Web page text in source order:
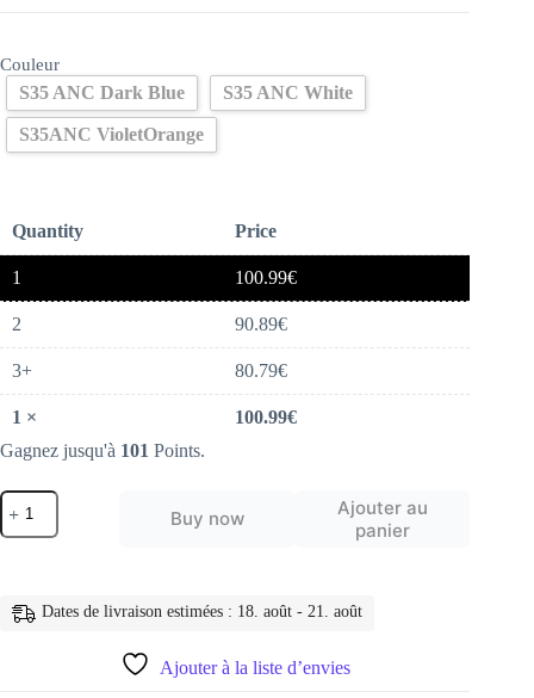
Couleur
S35 ANC Dark Blue S35 ANC White
S35ANC VioletOrange
Quantity Price
1 100.99€
2 90.89€
3+ 80.79€
1 × 100.99€
Gagnez jusqu'à 101 Points.
quantité
de
ecouteur
ANC,
Buy now
Ajouter au
panier
Dates de livraison estimées : 18. août - 21. août
Ajouter à la liste d’envies